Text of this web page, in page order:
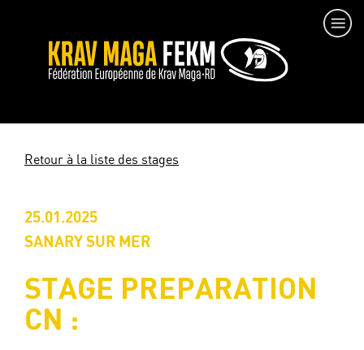
Retour à la liste des stages
25.01.2025
SANARY SUR MER
STAGE PREPARATION
CN :